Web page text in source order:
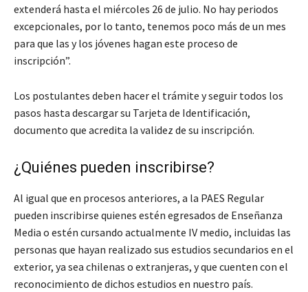
extenderá hasta el miércoles 26 de julio. No hay periodos
excepcionales, por lo tanto, tenemos poco más de un mes
para que las y los jóvenes hagan este proceso de
inscripción”.
Los postulantes deben hacer el trámite y seguir todos los
pasos hasta descargar su Tarjeta de Identificación,
documento que acredita la validez de su inscripción.
¿Quiénes pueden inscribirse?
Al igual que en procesos anteriores, a la PAES Regular
pueden inscribirse quienes estén egresados de Enseñanza
Media o estén cursando actualmente IV medio, incluidas las
personas que hayan realizado sus estudios secundarios en el
exterior, ya sea chilenas o extranjeras, y que cuenten con el
reconocimiento de dichos estudios en nuestro país.